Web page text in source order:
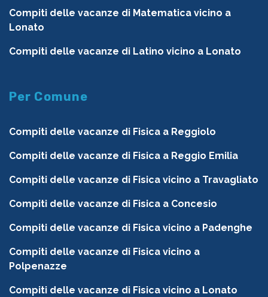
Compiti delle vacanze di Matematica vicino a
Lonato
Compiti delle vacanze di Latino vicino a Lonato
Per Comune
Compiti delle vacanze di Fisica a Reggiolo
Compiti delle vacanze di Fisica a Reggio Emilia
Compiti delle vacanze di Fisica vicino a Travagliato
Compiti delle vacanze di Fisica a Concesio
Compiti delle vacanze di Fisica vicino a Padenghe
Compiti delle vacanze di Fisica vicino a
Polpenazze
Compiti delle vacanze di Fisica vicino a Lonato